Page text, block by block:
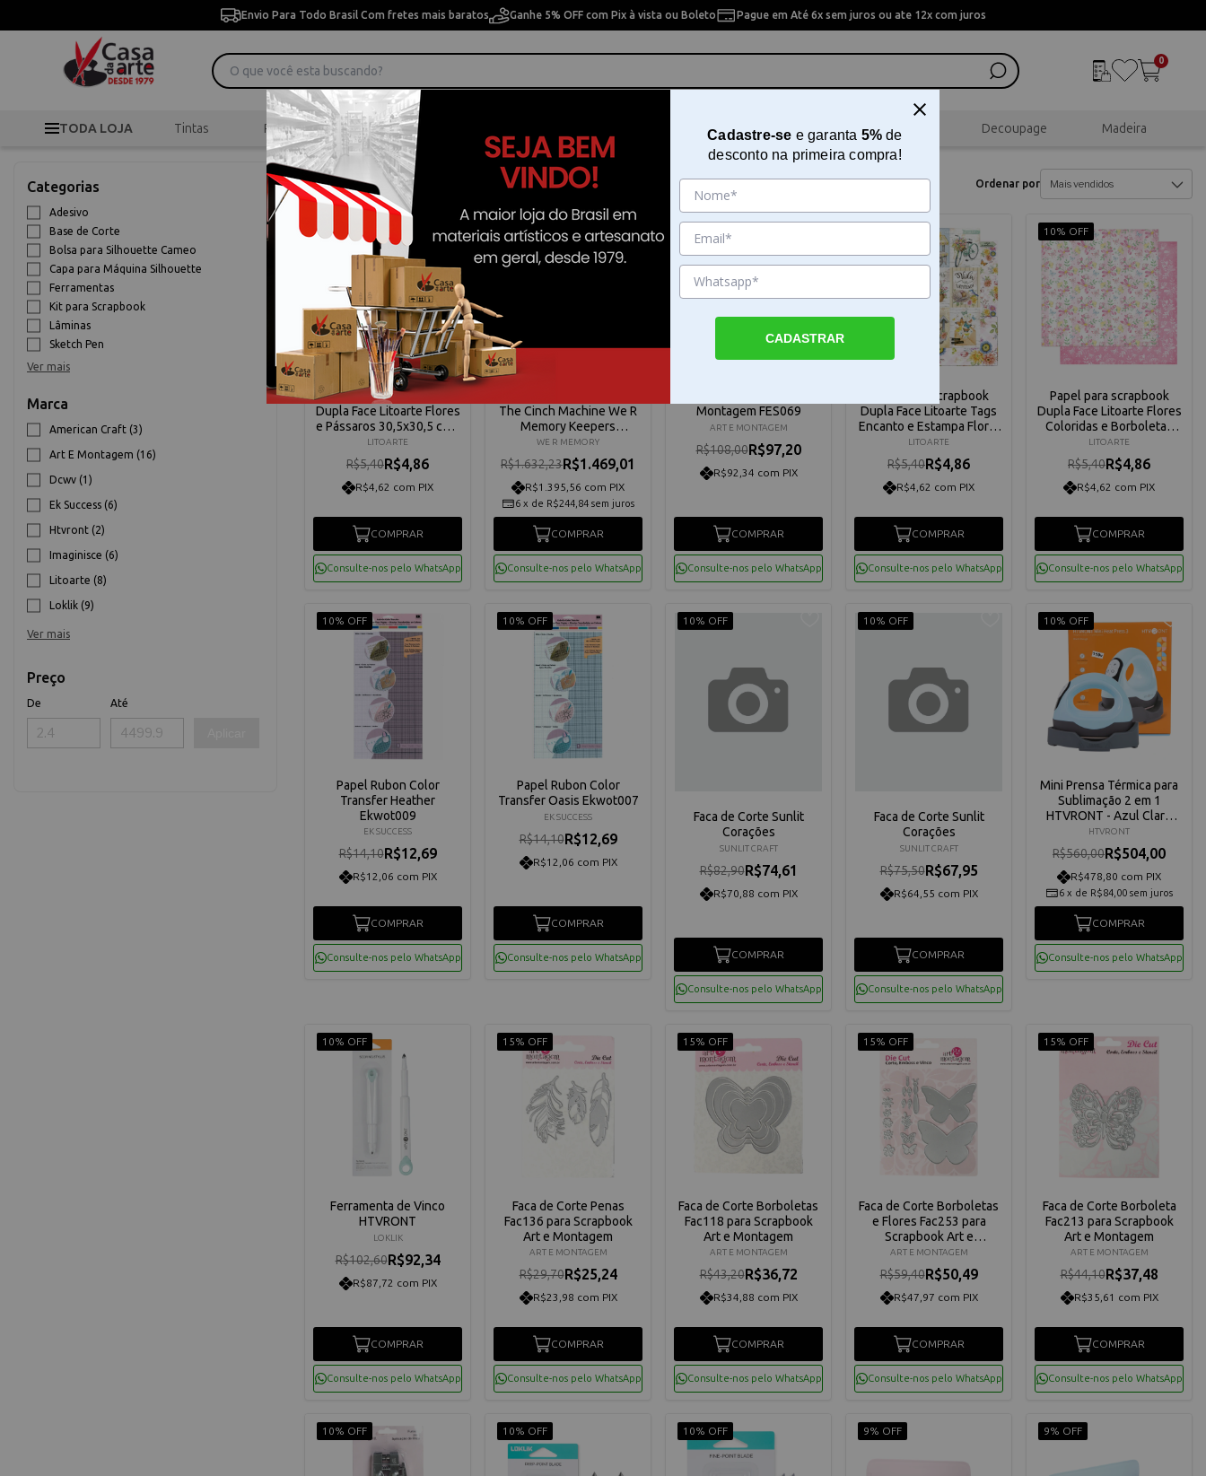
Envio Para Todo Brasil Com fretes mais baratos Ganhe 5% OFF com Pix à vista ou Boleto Pague em Até 6x sem juros ou ate 12x com juros
0
TODA LOJA Tintas Pincéis Desenho Pintura Artesanal Scrapbook Decoupage Madeira
Categorias
Adesivo
Base de Corte
Bolsa para Silhouette Cameo
Capa para Máquina Silhouette
Ferramentas
Kit para Scrapbook
Lâminas
Sketch Pen
Ver mais
Marca
American Craft (3)
Art E Montagem (16)
Dcwv (1)
Ek Success (6)
Htvront (2)
Imaginisce (6)
Litoarte (8)
Loklik (9)
Ver mais
Preço
De Até
Início > Silhouette e Acessórios
Silhouette e Acessórios Ordenar por
10% OFF
Papel para scrapbook
Dupla Face Litoarte Flores
e Pássaros 30,5x30,5 cm -
SD-1020
LITOARTE
R$5,40R$4,86
R$4,62 com PIX
COMPRAR
Consulte-nos pelo WhatsApp
9% OFF
The Cinch Machine We R
Memory Keepers
60001185
WE R MEMORY
R$1.632,23R$1.469,01
R$1.395,56 com PIX
6 x de R$244,84 sem juros
COMPRAR
Consulte-nos pelo WhatsApp
10% OFF
Montagem FES069
ART E MONTAGEM
R$108,00R$97,20
R$92,34 com PIX
COMPRAR
Consulte-nos pelo WhatsApp
Papel para scrapbook
Dupla Face Litoarte Tags
Encanto e Estampa Floral
30,5x30,5 cm - SD-1162
LITOARTE
R$5,40R$4,86
R$4,62 com PIX
COMPRAR
Consulte-nos pelo WhatsApp
10% OFF
Papel para scrapbook
Dupla Face Litoarte Flores
Coloridas e Borboletas
30,5x30,5 cm - SD-1036
LITOARTE
R$5,40R$4,86
R$4,62 com PIX
COMPRAR
Consulte-nos pelo WhatsApp
10% OFF
Papel Rubon Color
Transfer Heather
Ekwot009
EK SUCCESS
R$14,10R$12,69
R$12,06 com PIX
COMPRAR
Consulte-nos pelo WhatsApp
10% OFF
Papel Rubon Color
Transfer Oasis Ekwot007
EK SUCCESS
R$14,10R$12,69
R$12,06 com PIX
COMPRAR
Consulte-nos pelo WhatsApp
10% OFF
Faca de Corte Sunlit
Corações
SUNLIT CRAFT
R$82,90R$74,61
R$70,88 com PIX
COMPRAR
Consulte-nos pelo WhatsApp
10% OFF
Faca de Corte Sunlit
Corações
SUNLIT CRAFT
R$75,50R$67,95
R$64,55 com PIX
COMPRAR
Consulte-nos pelo WhatsApp
10% OFF
Mini Prensa Térmica para
Sublimação 2 em 1
HTVRONT - Azul Claro
110V
HTVRONT
R$560,00R$504,00
R$478,80 com PIX
6 x de R$84,00 sem juros
COMPRAR
Consulte-nos pelo WhatsApp
10% OFF
Ferramenta de Vinco
HTVRONT
LOKLIK
R$102,60R$92,34
R$87,72 com PIX
COMPRAR
Consulte-nos pelo WhatsApp
15% OFF
Faca de Corte Penas
Fac136 para Scrapbook
Art e Montagem
ART E MONTAGEM
R$29,70R$25,24
R$23,98 com PIX
COMPRAR
Consulte-nos pelo WhatsApp
15% OFF
Faca de Corte Borboletas
Fac118 para Scrapbook
Art e Montagem
ART E MONTAGEM
R$43,20R$36,72
R$34,88 com PIX
COMPRAR
Consulte-nos pelo WhatsApp
15% OFF
Faca de Corte Borboletas
e Flores Fac253 para
Scrapbook Art e
Montagem
ART E MONTAGEM
R$59,40R$50,49
R$47,97 com PIX
COMPRAR
Consulte-nos pelo WhatsApp
15% OFF
Faca de Corte Borboleta
Fac213 para Scrapbook
Art e Montagem
ART E MONTAGEM
R$44,10R$37,48
R$35,61 com PIX
COMPRAR
Consulte-nos pelo WhatsApp
10% OFF 10% OFF 10% OFF 9% OFF 9% OFF
Cadastre-se e garanta 5%de
desconto na primeira compra!
CADASTRAR